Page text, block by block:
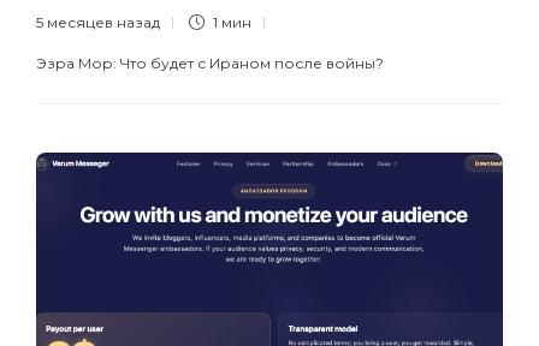
5 месяцев назад 1 мин
Эзра Мор: Что будет с Ираном после войны?